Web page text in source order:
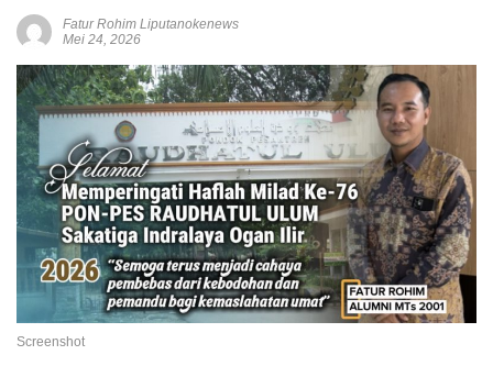
Fatur Rohim Liputanokenews
Mei 24, 2026
Screenshot